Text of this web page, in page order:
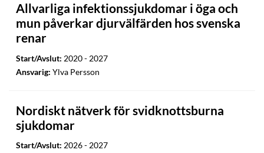
Allvarliga infektionssjukdomar i öga och
mun påverkar djurvälfärden hos svenska
renar
Start/Avslut: 2020 - 2027
Ansvarig: Ylva Persson
Nordiskt nätverk för svidknottsburna
sjukdomar
Start/Avslut: 2026 - 2027